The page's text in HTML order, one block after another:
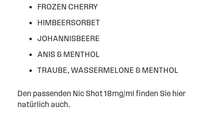
FROZEN CHERRY
HIMBEERSORBET
JOHANNISBEERE
ANIS & MENTHOL
TRAUBE, WASSERMELONE & MENTHOL
Den passenden Nic Shot 18mg/ml finden Sie hier
natürlich auch.